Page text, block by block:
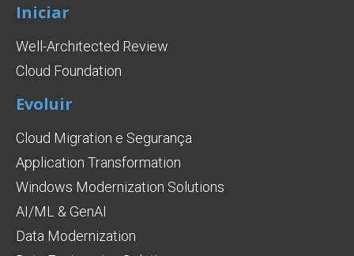
Iniciar
Well-Architected Review
Cloud Foundation
Evoluir
Cloud Migration e Segurança
Application Transformation
Windows Modernization Solutions
AI/ML & GenAI
Data Modernization